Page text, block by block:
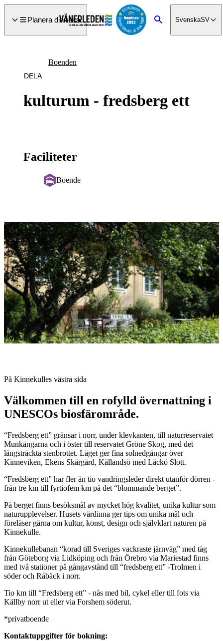
till
Planera din resa
Sök SvenskaSV
kulturum - fredsberg ett
Boenden
DELA
Faciliteter
Boende
Bildspel
med
bilder
Beskrivning
På Kinnekulles västra sida
Välkommen till en rofylld övernattning i
UNESCOs biosfärområde.
“Fredsberg ett” gränsar i norr, under klevkanten, till naturreservatet
Munkängarna och i öster till reservatet Gröne Skog, med det
långsträckta stenbrottet. Läget ger fina solnedgångar över
Kinneviken, Ekens Skärgård, Kållandsö med Läckö Slott.
“Fredsberg ett” har fler än tio vandringsleder direkt utanför dörren -
från tre km till fyrtiofem km på det “blommande berget”.
På berget finns besöksmål av mycket hög kvalitet, unika kultur som
naturupplevelser. Husets värdinna ger tips om unika mål och
föreläser gärna om kultur, konst, design och självklart naturen på
Kinnekulle.
Kinnekullebanan “korad till Sveriges vackraste järnväg” med tåg
från Göteborg via Lidköping och från Örebro via Mariestad finns
med två stationer på gångavstånd till “fredsberg ett” -Trolmen i
söder och Råbäck i norr.
Tio km till “Fredsberg ett” - nås med bil, cykel eller till fots via
Källby norr ut eller via Forshem söderut.
*privatboende
Kontaktuppgifter för bokning: